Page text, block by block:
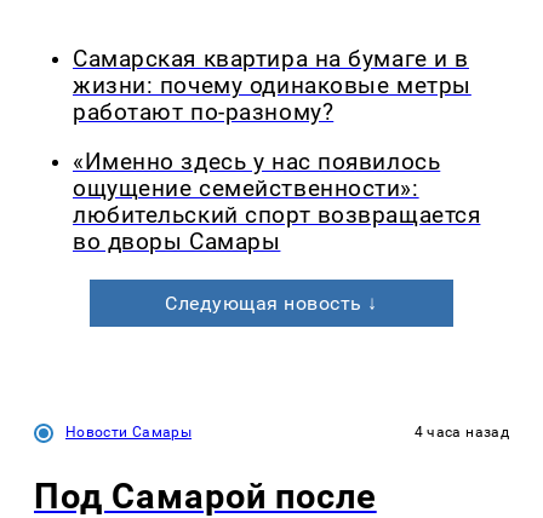
Самарская квартира на бумаге и в
жизни: почему одинаковые метры
работают по-разному?
«Именно здесь у нас появилось
ощущение семейственности»:
любительский спорт возвращается
во дворы Самары
Следующая новость ↓
Новости Самары 4 часа назад
Под Самарой после